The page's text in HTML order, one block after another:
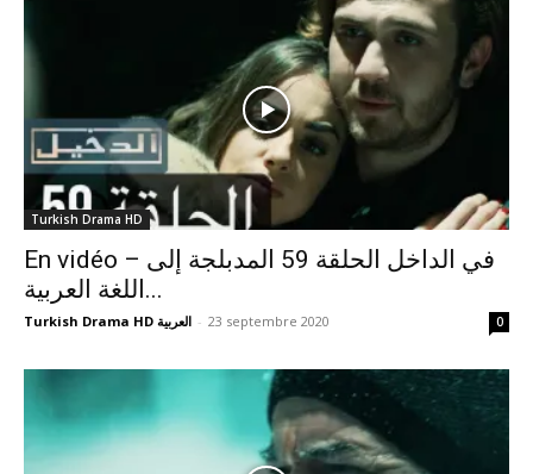
Turkish Drama HD
En vidéo – في الداخل الحلقة 59 المدبلجة إلى
اللغة العربية...
Turkish Drama HD العربية - 23 septembre 2020 0